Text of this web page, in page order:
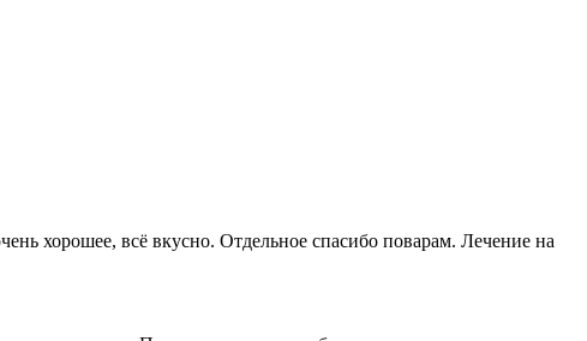
хорошее, всё вкусно. Отдельное спасибо поварам. Лечение на